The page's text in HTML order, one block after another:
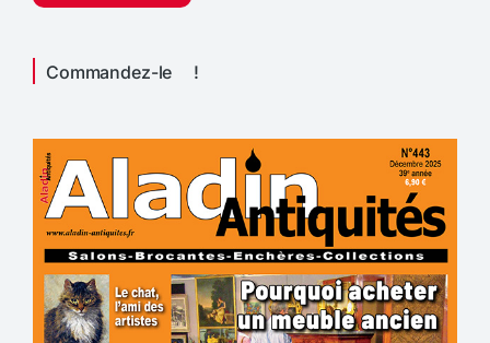
Commandez-le !